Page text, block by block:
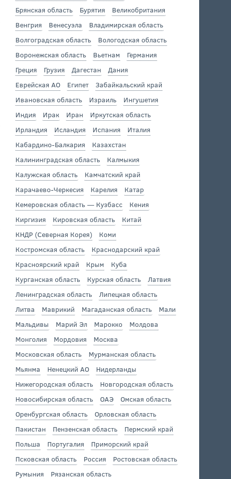
Брянская область
Бурятия
Великобритания
Венгрия
Венесуэла
Владимирская область
Волгоградская область
Вологодская область
Воронежская область
Вьетнам
Германия
Греция
Грузия Дагестан
Дания
Еврейская АО
Египет
Забайкальский край
Ивановская область
Израиль
Ингушетия
Индия
Ирак Иран
Иркутская область
Ирландия
Исландия Испания
Италия
Кабардино-Балкария
Казахстан
Калининградская область
Калмыкия
Калужская область
Камчатский край
Карачаево-Черкесия
Карелия
Катар
Кемеровская область — Кузбасс
Кения
Киргизия
Кировская область
Китай
КНДР (Северная Корея)
Коми
Костромская область
Краснодарский край
Красноярский край
Крым
Куба
Курганская область
Курская область
Латвия
Ленинградская область
Липецкая область
Литва
Маврикий Магаданская область
Мали
Мальдивы
Марий Эл Марокко
Молдова
Монголия
Мордовия
Москва
Московская область
Мурманская область
Мьянма
Ненецкий АО
Нидерланды
Нижегородская область
Новгородская область
Новосибирская область
ОАЭ
Омская область
Оренбургская область
Орловская область
Пакистан
Пензенская область
Пермский край
Польша
Португалия
Приморский край
Псковская область
Россия
Ростовская область
Румыния
Рязанская область